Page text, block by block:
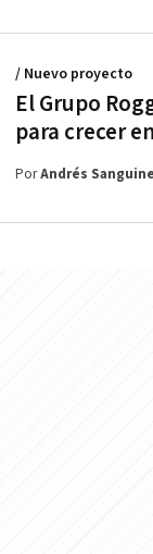
El Grupo
para crecer
/ Nuevo proyecto
PorAndrés